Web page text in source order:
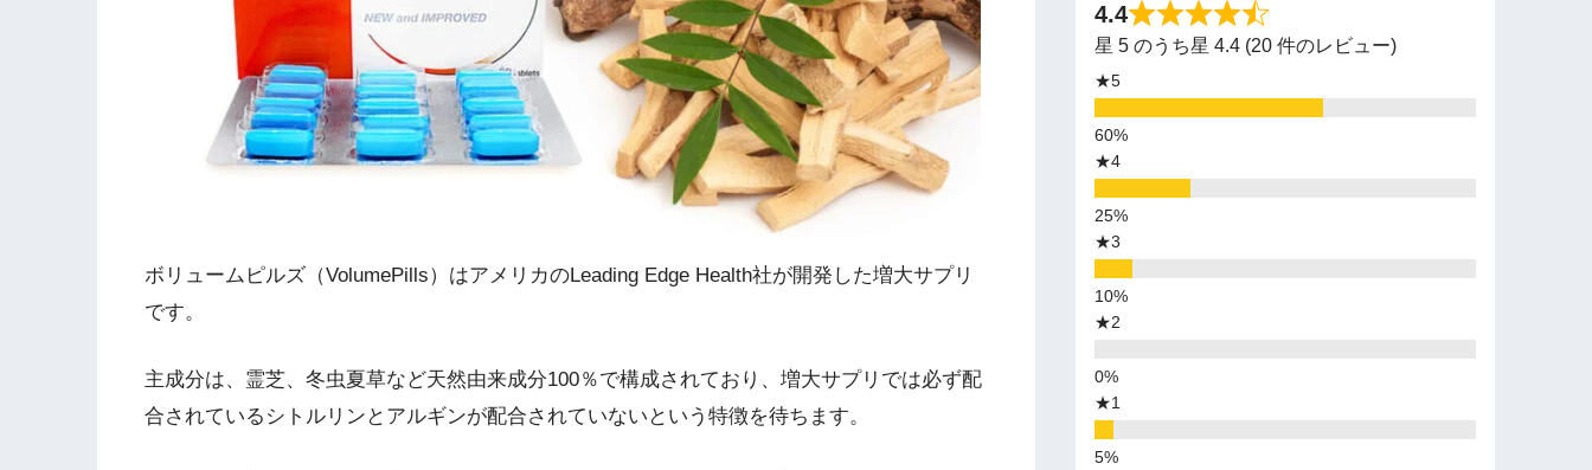
ボリュームピルズ（VolumePills）はアメリカのLeading Edge Health社が開発した増大サプリ
です。
主成分は、霊芝、冬虫夏草など天然由来成分100％で構成されており、増大サプリでは必ず配
合されているシトルリンとアルギンが配合されていないという特徴を待ちます。
4.4
星 5 のうち星 4.4 (20 件のレビュー)
★5
★4
★3
★2
★1